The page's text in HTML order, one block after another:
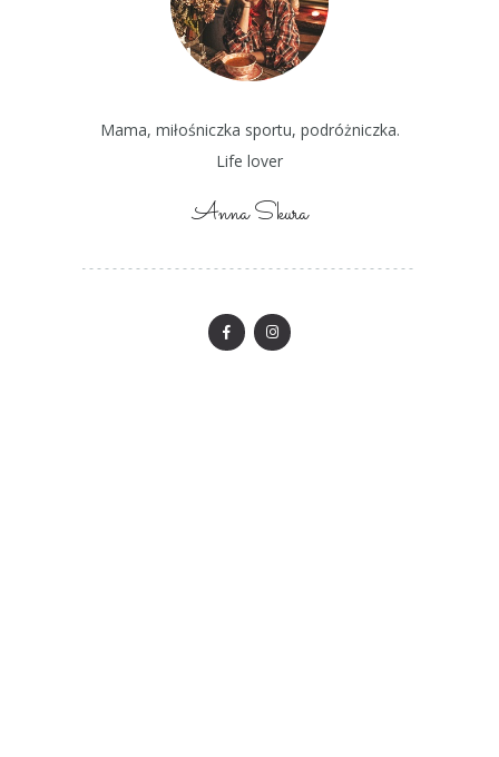
Mama, miłośniczka sportu, podróżniczka.
Life lover
Anna Skura